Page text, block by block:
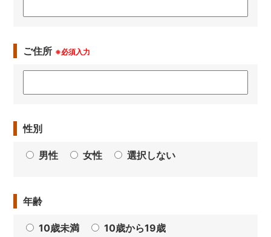
ご住所 ※必須入力
性別
男性 女性 選択しない
年齢
10歳未満
10歳から19歳